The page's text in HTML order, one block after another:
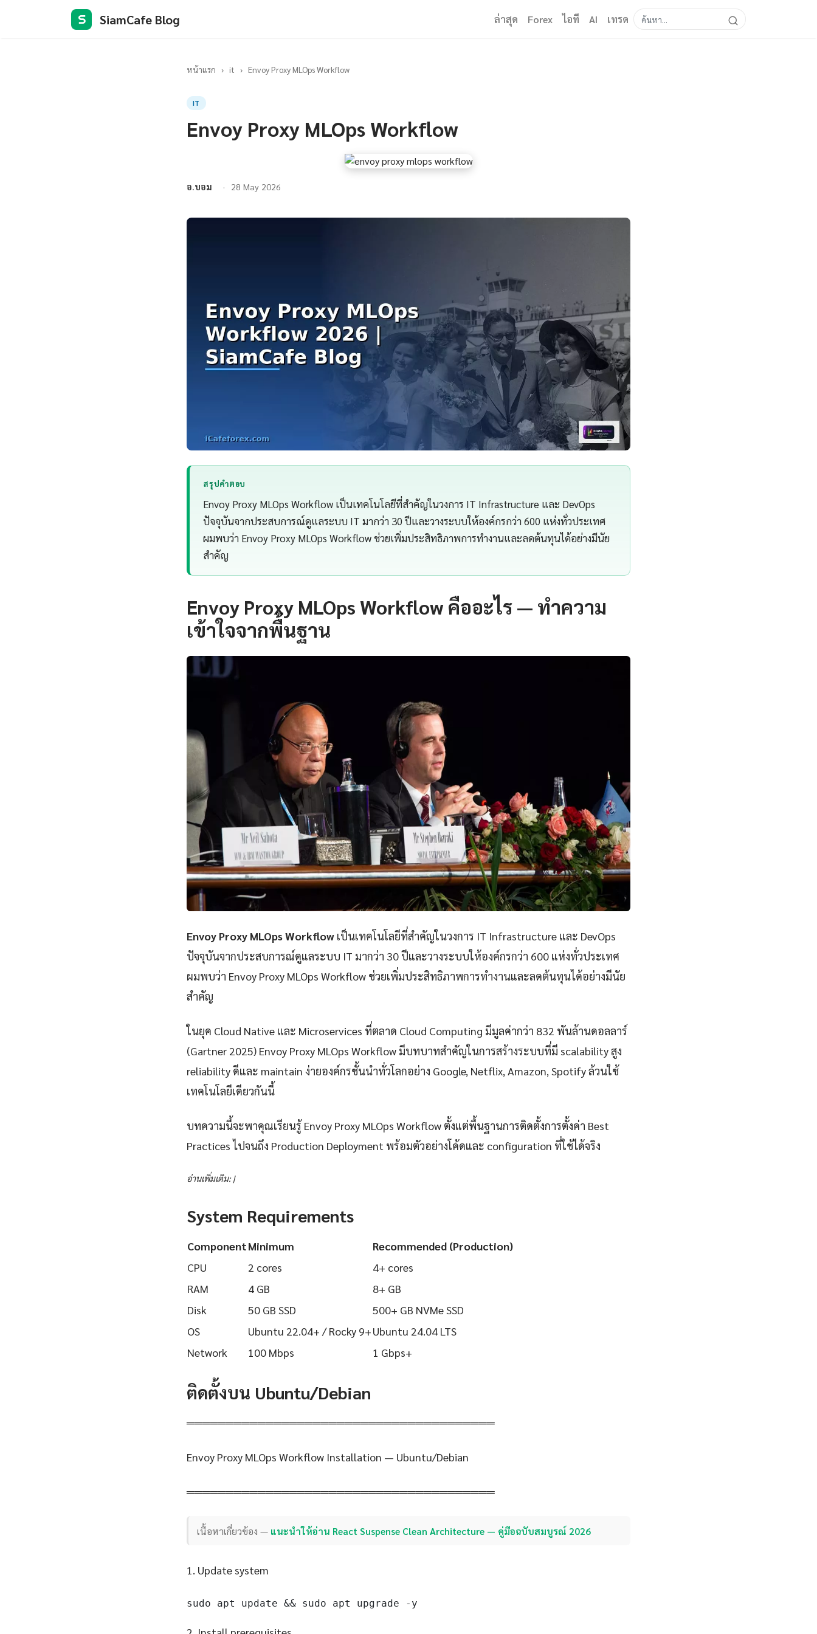
S SiamCafe Blog ล่าสุด Forex ไอที AI เทรด
หน้าแรก › it › Envoy Proxy MLOps Workflow
IT
Envoy Proxy MLOps Workflow
อ.บอม 28 May 2026
สรุปคำตอบ
Envoy Proxy MLOps Workflow เป็นเทคโนโลยีที่สำคัญในวงการ IT Infrastructure และ DevOps
ปัจจุบันจากประสบการณ์ดูแลระบบ IT มากว่า 30 ปีและวางระบบให้องค์กรกว่า 600 แห่งทั่วประเทศ
ผมพบว่า Envoy Proxy MLOps Workflow ช่วยเพิ่มประสิทธิภาพการทำงานและลดต้นทุนได้อย่างมีนัย
สำคัญ
Envoy Proxy MLOps Workflow คืออะไร — ทำความ
เข้าใจจากพื้นฐาน
Envoy Proxy MLOps Workflow เป็นเทคโนโลยีที่สำคัญในวงการ IT Infrastructure และ DevOps
ปัจจุบันจากประสบการณ์ดูแลระบบ IT มากว่า 30 ปีและวางระบบให้องค์กรกว่า 600 แห่งทั่วประเทศ
ผมพบว่า Envoy Proxy MLOps Workflow ช่วยเพิ่มประสิทธิภาพการทำงานและลดต้นทุนได้อย่างมีนัย
สำคัญ
ในยุค Cloud Native และ Microservices ที่ตลาด Cloud Computing มีมูลค่ากว่า 832 พันล้านดอลลาร์
(Gartner 2025) Envoy Proxy MLOps Workflow มีบทบาทสำคัญในการสร้างระบบที่มี scalability สูง
reliability ดีและ maintain ง่ายองค์กรชั้นนำทั่วโลกอย่าง Google, Netflix, Amazon, Spotify ล้วนใช้
เทคโนโลยีเดียวกันนี้
บทความนี้จะพาคุณเรียนรู้ Envoy Proxy MLOps Workflow ตั้งแต่พื้นฐานการติดตั้งการตั้งค่า Best
Practices ไปจนถึง Production Deployment พร้อมตัวอย่างโค้ดและ configuration ที่ใช้ได้จริง
อ่านเพิ่มเติม: |
System Requirements
ComponentMinimum
Recommended (Production)
CPU
2 cores
4+ cores
RAM
4 GB
8+ GB
Disk
50 GB SSD
500+ GB NVMe SSD
OS
Ubuntu 22.04+ / Rocky 9+Ubuntu 24.04 LTS
Network
100 Mbps 1 Gbps+
ติดตั้งบน Ubuntu/Debian
═══════════════════════════════════════
Envoy Proxy MLOps Workflow Installation — Ubuntu/Debian
═══════════════════════════════════════
เนื้อหาเกี่ยวข้อง — แนะนำให้อ่าน React Suspense Clean Architecture — คู่มือฉบับสมบูรณ์ 2026
1. Update system
sudo apt update && sudo apt upgrade -y